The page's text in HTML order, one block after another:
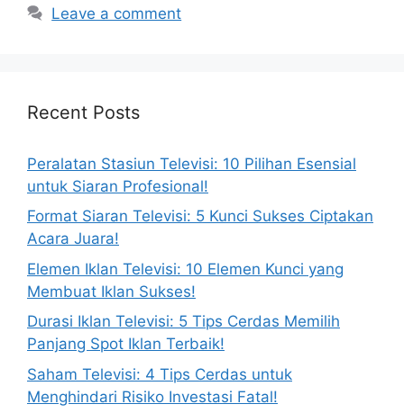
Leave a comment
Recent Posts
Peralatan Stasiun Televisi: 10 Pilihan Esensial
untuk Siaran Profesional!
Format Siaran Televisi: 5 Kunci Sukses Ciptakan
Acara Juara!
Elemen Iklan Televisi: 10 Elemen Kunci yang
Membuat Iklan Sukses!
Durasi Iklan Televisi: 5 Tips Cerdas Memilih
Panjang Spot Iklan Terbaik!
Saham Televisi: 4 Tips Cerdas untuk
Menghindari Risiko Investasi Fatal!